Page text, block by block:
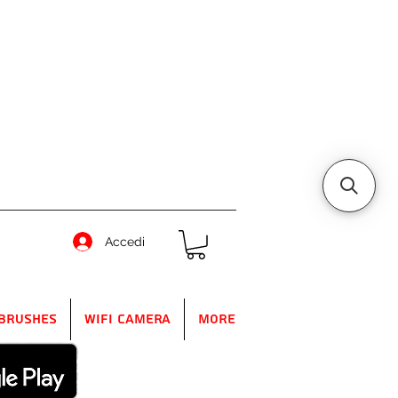
Accedi
WIFI Camera More